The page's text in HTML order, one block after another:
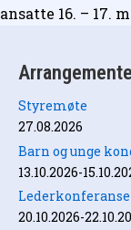
ansatte 16. – 17.
Styremøte
27.08.2026
Barn og unge
13.10.2026-
20.10.2026-